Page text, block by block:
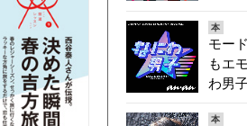
本
モー
もエ
わ男
本